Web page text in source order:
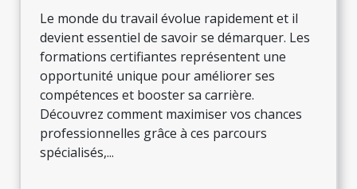
Le monde du travail évolue rapidement et il
devient essentiel de savoir se démarquer. Les
formations certifiantes représentent une
opportunité unique pour améliorer ses
compétences et booster sa carrière.
Découvrez comment maximiser vos chances
professionnelles grâce à ces parcours
spécialisés,...